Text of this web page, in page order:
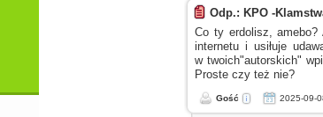
Odp.: KPO -
Co ty erdolisz,
internetui usiłuje
w twoich"autorskich"
Proste czy też nie?
Gość 2025-09-